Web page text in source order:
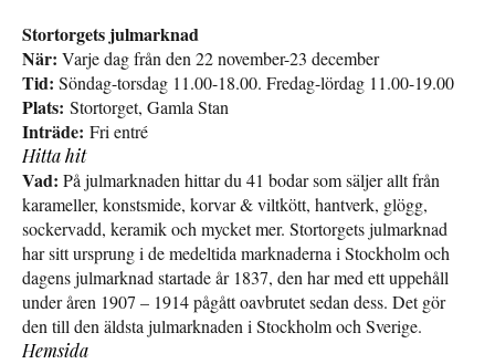
Stortorgets julmarknad
När: Varje dag från den 22 november-23 december
Tid: Söndag-torsdag 11.00-18.00. Fredag-lördag 11.00-19.00
Plats: Stortorget, Gamla Stan
Inträde: Fri entré
Hitta hit
Vad: På julmarknaden hittar du 41 bodar som säljer allt från
karameller, konstsmide, korvar & viltkött, hantverk, glögg,
sockervadd, keramik och mycket mer. Stortorgets julmarknad
har sitt ursprung i de medeltida marknaderna i Stockholm och
dagens julmarknad startade år 1837, den har med ett uppehåll
under åren 1907 – 1914 pågått oavbrutet sedan dess. Det gör
den till den äldsta julmarknaden i Stockholm och Sverige.
Hemsida